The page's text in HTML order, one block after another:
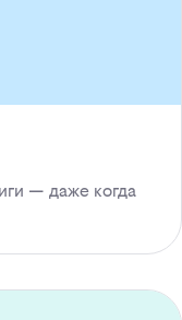
— даже когда